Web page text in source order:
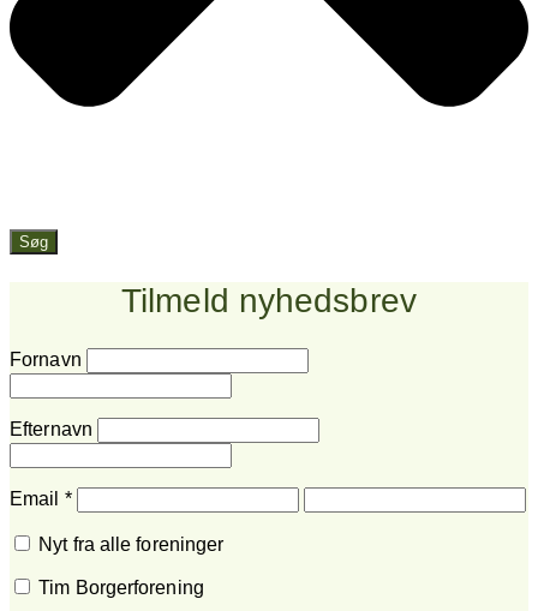
Søg
Tilmeld nyhedsbrev
Fornavn
Efternavn
Email *
Nyt fra alle foreninger
Tim Borgerforening